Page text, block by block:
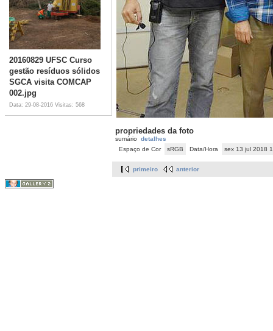
20160829 UFSC Curso
gestão resíduos sólidos
SGCA visita COMCAP
002.jpg
Data: 29-08-2016 Visitas: 568
propriedades da foto
sumário detalhes
Espaço de Cor
sRGB Data/Hora sex 13 jul 2018
primeiro anterior